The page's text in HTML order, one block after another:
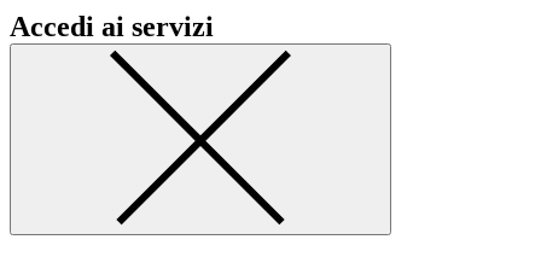
Accedi ai servizi